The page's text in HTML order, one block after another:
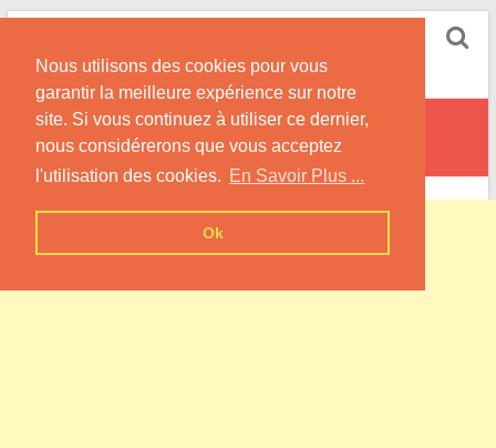
Nous utilisons des cookies pour vous
garantir la meilleure expérience sur notre
site. Si vous continuez à utiliser ce dernier,
nous considérerons que vous acceptez
l'utilisation des cookies. En Savoir Plus ...
Ok
Skip
content
Informations sur les Pompes à Chaleur
Houdetot